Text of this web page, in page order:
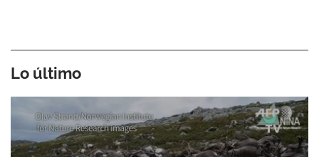
Lo último